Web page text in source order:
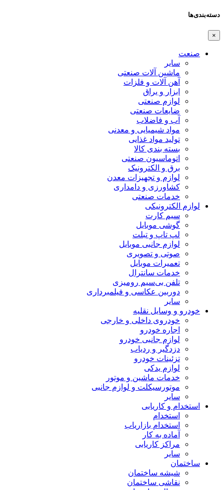
دسته‌بندی‌ها
×
صنعت
سایر
ماشین آلات صنعتی
آهن آلات و فلزات
ابزار و یراق
لوازم صنعتی
ضایعات صنعتی
آب و فاضلاب
مواد شیمیایی و معدنی
تولید مواد غذایی
بسته بندی کالا
اتوماسیون صنعتی
برق و الکترونیک
لوازم و تجهیزات معدن
کشاورزی و دامداری
خدمات صنعتی
لوازم الکترونیکی
سیم کارت
گوشی موبایل
لپ تاپ و تبلت
لوازم جانبی موبایل
صوتی و تصویری
تعمیرات موبایل
خدمات سانترال
تلفن بی‌سیم رومیزی
دوربین عکاسی و فیلمبرداری
سایر
خودرو و وسایل نقلیه
خودروی داخلی و خارجی
اجاره خودرو
لوازم جانبی خودرو
دزدگیر و ردیاب
تزئینات خودرو
لوازم یدکی
خدمات ماشین و موتور
موتورسیکلت و لوازم جانبی
سایر
استخدام و کاریابی
استخدام
استخدام بازاریاب
آماده به کار
مراکز کاریابی
سایر
ساختمان
شیشه ساختمان
نقاشی ساختمان